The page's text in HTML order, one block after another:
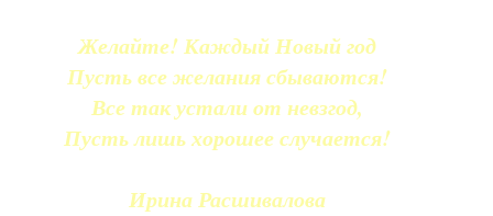
Желайте! Каждый Новый год
Пусть все желания сбываются!
Все так устали от невзгод,
Пусть лишь хорошее случается!
Ирина Расшивалова